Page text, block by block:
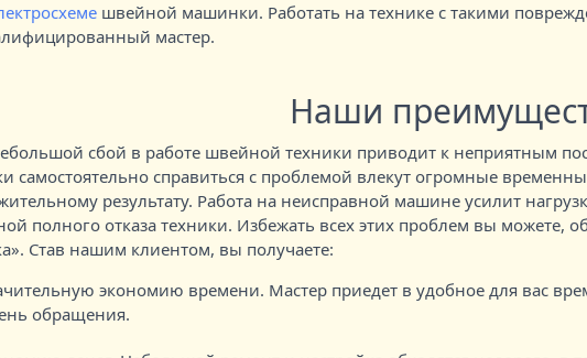
швейной машинки. Работать на технике с такими
мастер.
Наши
сбой в работе швейной техники приводит к неприятным
самостоятельно справиться с проблемой влекут огромные
результату. Работа на неисправной машине усилит
полного отказа техники. Избежать всех этих проблем вы можете,
Став нашим клиентом, вы получаете:
экономию времени. Мастер приедет в удобное для вас
обращения.